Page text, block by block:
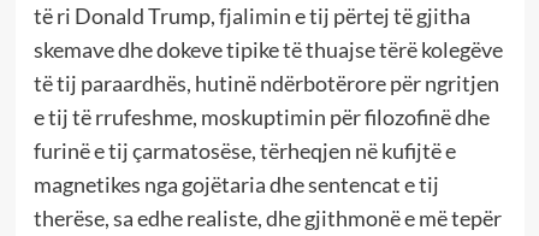
të ri Donald Trump, fjalimin e tij përtej të gjitha
skemave dhe dokeve tipike të thuajse tërë kolegëve
të tij paraardhës, hutinë ndërbotërore për ngritjen
e tij të rrufeshme, moskuptimin për filozofinë dhe
furinë e tij çarmatosëse, tërheqjen në kufijtë e
magnetikes nga gojëtaria dhe sentencat e tij
therëse, sa edhe realiste, dhe gjithmonë e më tepër